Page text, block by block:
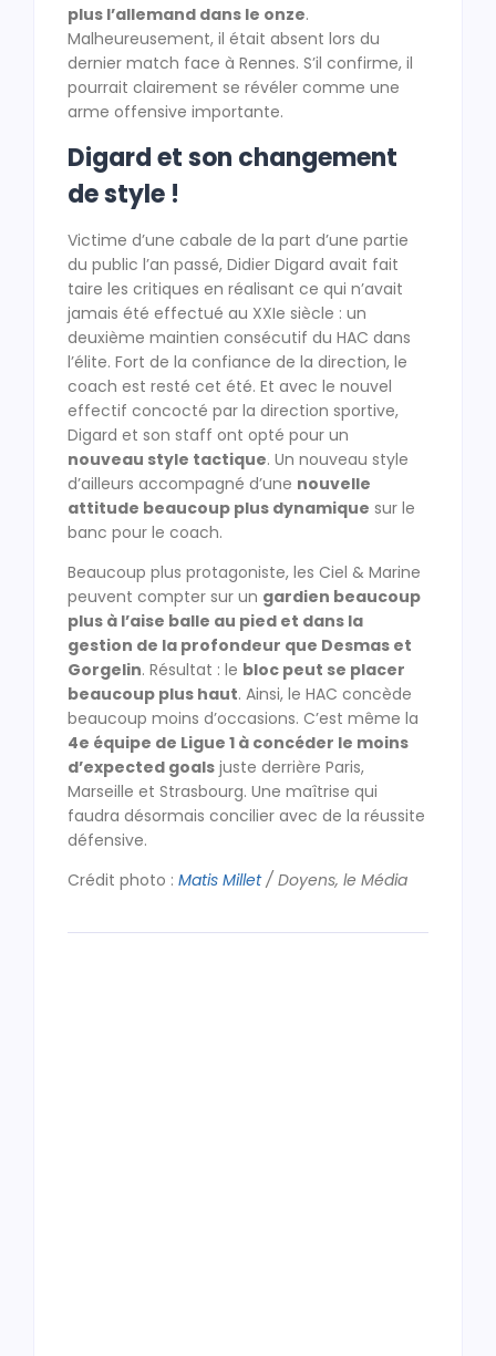
plus l’allemand dans le onze.
Malheureusement, il était absent lors du
dernier match face à Rennes. S’il confirme, il
pourrait clairement se révéler comme une
arme offensive importante.
Digard et son changement
de style !
Victime d’une cabale de la part d’une partie
du public l’an passé, Didier Digard avait fait
taire les critiques en réalisant ce qui n’avait
jamais été effectué au XXIe siècle : un
deuxième maintien consécutif du HAC dans
l’élite. Fort de la confiance de la direction, le
coach est resté cet été. Et avec le nouvel
effectif concocté par la direction sportive,
Digard et son staff ont opté pour un
nouveau style tactique. Un nouveau style
d’ailleurs accompagné d’une nouvelle
attitude beaucoup plus dynamique sur le
banc pour le coach.
Beaucoup plus protagoniste, les Ciel & Marine
peuvent compter sur un gardien beaucoup
plus à l’aise balle au pied et dans la
gestion de la profondeur que Desmas et
Gorgelin. Résultat : le bloc peut se placer
beaucoup plus haut. Ainsi, le HAC concède
beaucoup moins d’occasions. C’est même la
4e équipe de Ligue 1 à concéder le moins
d’expected goals juste derrière Paris,
Marseille et Strasbourg. Une maîtrise qui
faudra désormais concilier avec de la réussite
défensive.
Crédit photo : Matis Millet/ Doyens, le Média